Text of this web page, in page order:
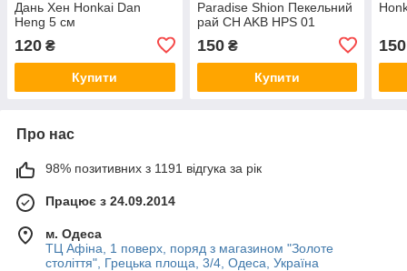
Дань Хен Honkai Dan
Heng 5 см
120 ₴
Купити
Paradise Shion Пекельний
рай CH AKB HPS 01
150₴
Купити
150
Про нас
98% позитивних з 1191 відгука за рік
Працює з 24.09.2014
м. Одеса
ТЦ Афіна, 1 поверх, поряд з магазином "Золоте
століття", Грецька площа, 3/4, Одеса, Україна